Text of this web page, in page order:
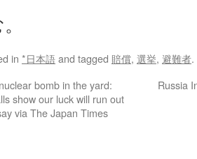
in *日本語and tagged 賠償, 選挙, 避難者
bomb in the yard:
show our luck will run out
via The Japan Times
Russia